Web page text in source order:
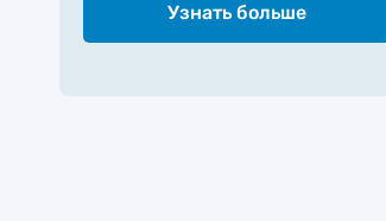
Узнать больше